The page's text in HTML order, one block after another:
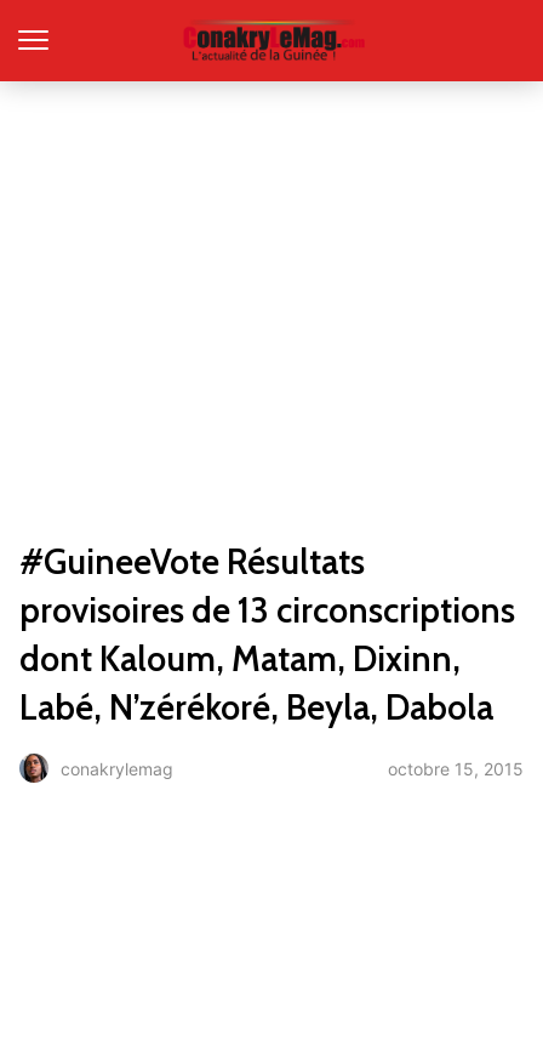
#GuineeVote Résultats
provisoires de 13 circonscriptions
dont Kaloum, Matam, Dixinn,
conakrylemag octobre 15, 2015